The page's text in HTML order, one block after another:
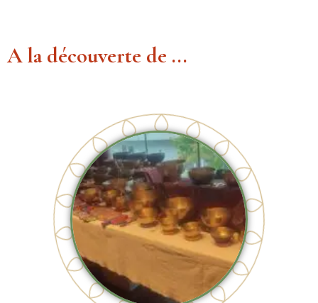
A la découverte de ...